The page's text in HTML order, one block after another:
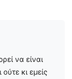
να είναι
κι εμείς